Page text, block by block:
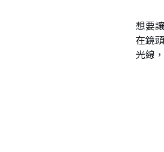
想要
在鏡
光線